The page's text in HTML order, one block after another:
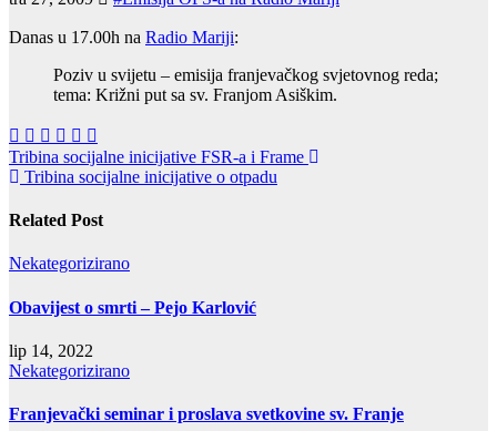
Danas u 17.00h na Radio Mariji:
Poziv u svijetu – emisija franjevačkog svjetovnog reda;
tema: Križni put sa sv. Franjom Asiškim.
Navigacija
objava
Tribina socijalne inicijative FSR-a i Frame
Tribina socijalne inicijative o otpadu
Related Post
Nekategorizirano
Obavijest o smrti – Pejo Karlović
lip 14, 2022
Nekategorizirano
Franjevački seminar i proslava svetkovine sv. Franje